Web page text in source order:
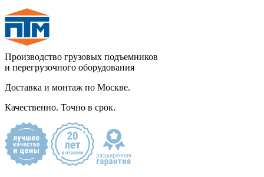
Производство грузовых подъемников
и перегрузочного оборудования
Доставка и монтаж по Москве.
Качественно. Точно в срок.